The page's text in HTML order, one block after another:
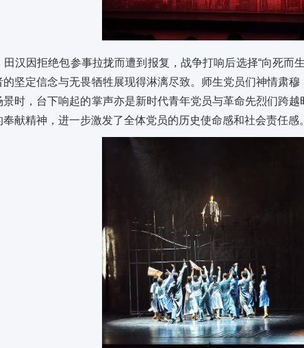
田汉因拒绝包参事拉拢而遭到报复，战争打响后选择“向死而
坚定信念与无畏牺牲展现得淋漓尽致。师生党员们神情肃
时，台下响起的掌声亦是新时代青年党员与革命先烈们跨
献精神，进一步激发了全体党员的历史使命感和社会责任感。